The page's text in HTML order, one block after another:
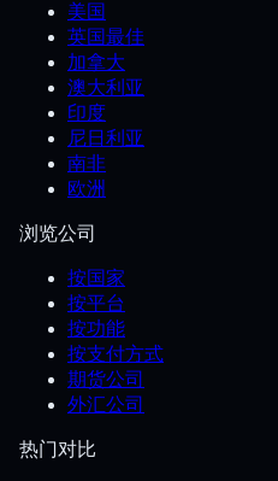
美国
英国最佳
加拿大
澳大利亚
印度
尼日利亚
南非
欧洲
浏览公司
按国家
按平台
按功能
按支付方式
期货公司
外汇公司
热门对比